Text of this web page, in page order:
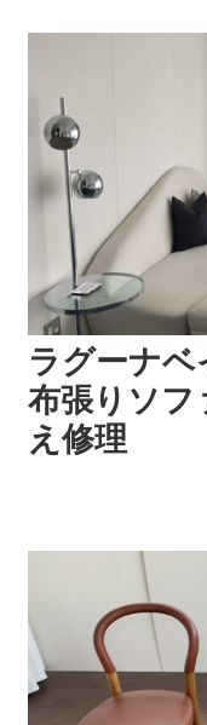
ラグーナ
布張りソフ
え修理